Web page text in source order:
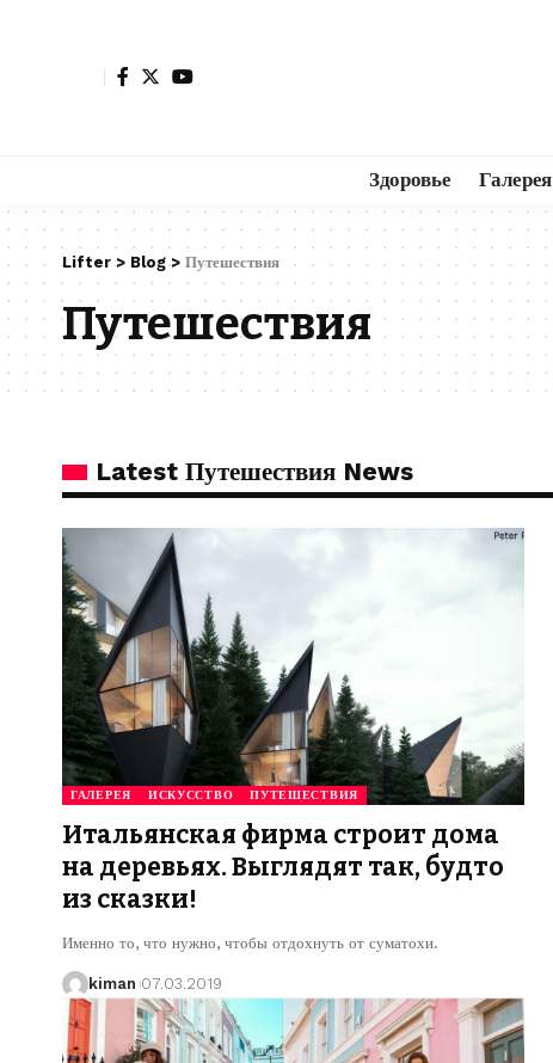
Здоровье Галерея
Lifter > Blog> Путешествия
Путешествия
Latest Путешествия News
ГАЛЕРЕЯ ИСКУССТВО ПУТЕШЕСТВИЯ
Итальянская фирма строит дома
на деревьях. Выглядят так, будто
из сказки!
Именно то, что нужно, чтобы отдохнуть от суматохи.
kiman 07.03.2019